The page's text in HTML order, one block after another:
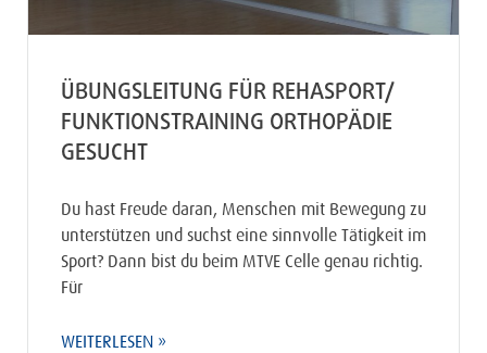
ÜBUNGSLEITUNG FÜR REHASPORT/
FUNKTIONSTRAINING ORTHOPÄDIE
GESUCHT
Du hast Freude daran, Menschen mit Bewegung zu
unterstützen und suchst eine sinnvolle Tätigkeit im
Sport? Dann bist du beim MTVE Celle genau richtig.
Für
WEITERLESEN »